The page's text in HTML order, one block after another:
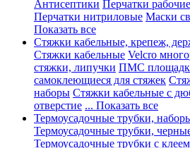
Антисептики Перчатки
Перчатки нитриловые Маски
Показать все
Стяжки кабельные, крепеж,
Стяжки кабельные Velcro
стяжки, липучки ПМС
самоклеющиеся для стяжек
наборы Стяжки кабельные с
отверстие ... Показать все
Термоусадочные трубки,
Термоусадочные трубки,
Термоусадочные трубки с